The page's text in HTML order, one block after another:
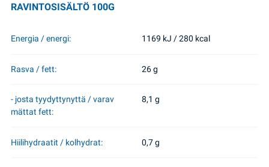
RAVINTOSISÄLTÖ 100G
Energia / energi: 1169 kJ / 280 kcal
Rasva / fett: 26 g
- josta tyydyttynyttä / varav
mättat fett:
8,1 g
Hiilihydraatit / kolhydrat: 0,7 g